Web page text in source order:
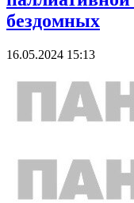
бездомных
16.05.2024 15:13